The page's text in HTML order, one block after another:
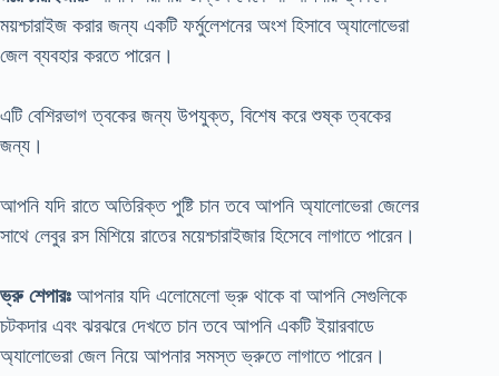
ময়শ্চারাইজ করার জন্য একটি ফর্মুলেশনের অংশ হিসাবে অ্যালোভেরা
জেল ব্যবহার করতে পারেন।
এটি বেশিরভাগ ত্বকের জন্য উপযুক্ত, বিশেষ করে শুষ্ক ত্বকের
জন্য।
আপনি যদি রাতে অতিরিক্ত পুষ্টি চান তবে আপনি অ্যালোভেরা জেলের
সাথে লেবুর রস মিশিয়ে রাতের ময়েশ্চারাইজার হিসেবে লাগাতে পারেন।
ভ্রু শেপারঃ আপনার যদি এলোমেলো ভ্রু থাকে বা আপনি সেগুলিকে
চটকদার এবং ঝরঝরে দেখতে চান তবে আপনি একটি ইয়ারবাডে
অ্যালোভেরা জেল নিয়ে আপনার সমস্ত ভ্রুতে লাগাতে পারেন।